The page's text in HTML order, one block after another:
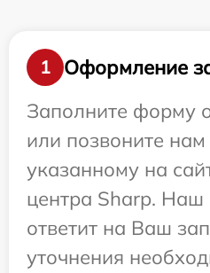
1
Оформление
Заполните форму
или позвоните
указанному на
центра Sharp.
ответит на Ваш
уточнения